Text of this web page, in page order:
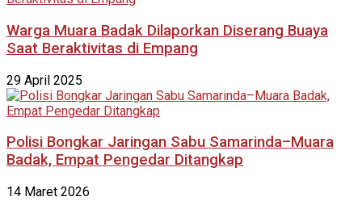
Warga Muara Badak Dilaporkan Diserang Buaya
Saat Beraktivitas di Empang
29 April 2025
Polisi Bongkar Jaringan Sabu Samarinda–Muara
Badak, Empat Pengedar Ditangkap
14 Maret 2026